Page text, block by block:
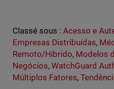
Classé sous : Acesso e
Empresas Distribuídas,
Remoto/Híbrido, Modelos
Negócios, WatchGuard
Múltiplos Fatores,